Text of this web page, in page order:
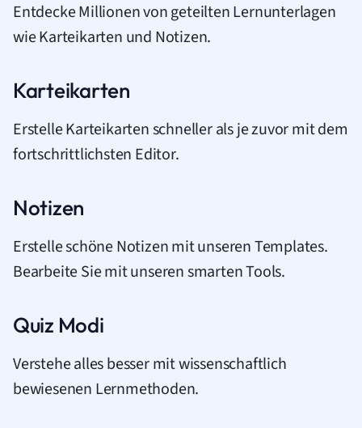
Entdecke Millionen von geteilten Lernunterlagen
wie Karteikarten und Notizen.
Karteikarten
Erstelle Karteikarten schneller als je zuvor mit dem
fortschrittlichsten Editor.
Notizen
Erstelle schöne Notizen mit unseren Templates.
Bearbeite Sie mit unseren smarten Tools.
Quiz Modi
Verstehe alles besser mit wissenschaftlich
bewiesenen Lernmethoden.